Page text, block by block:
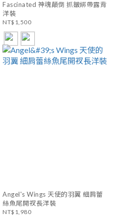
Fascinated 神魂顛倒 抓皺綁帶露背
洋裝
NT$1,500
Angel's Wings 天使的羽翼 細肩蕾
絲魚尾開衩長洋裝
NT$1,980